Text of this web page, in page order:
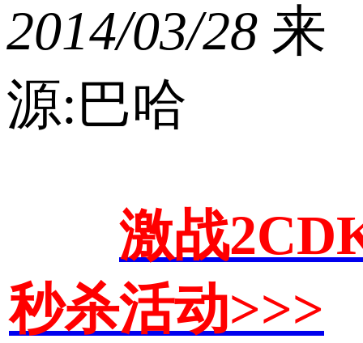
2014/03/28 来
源:巴哈
激战
秒杀活动>>>